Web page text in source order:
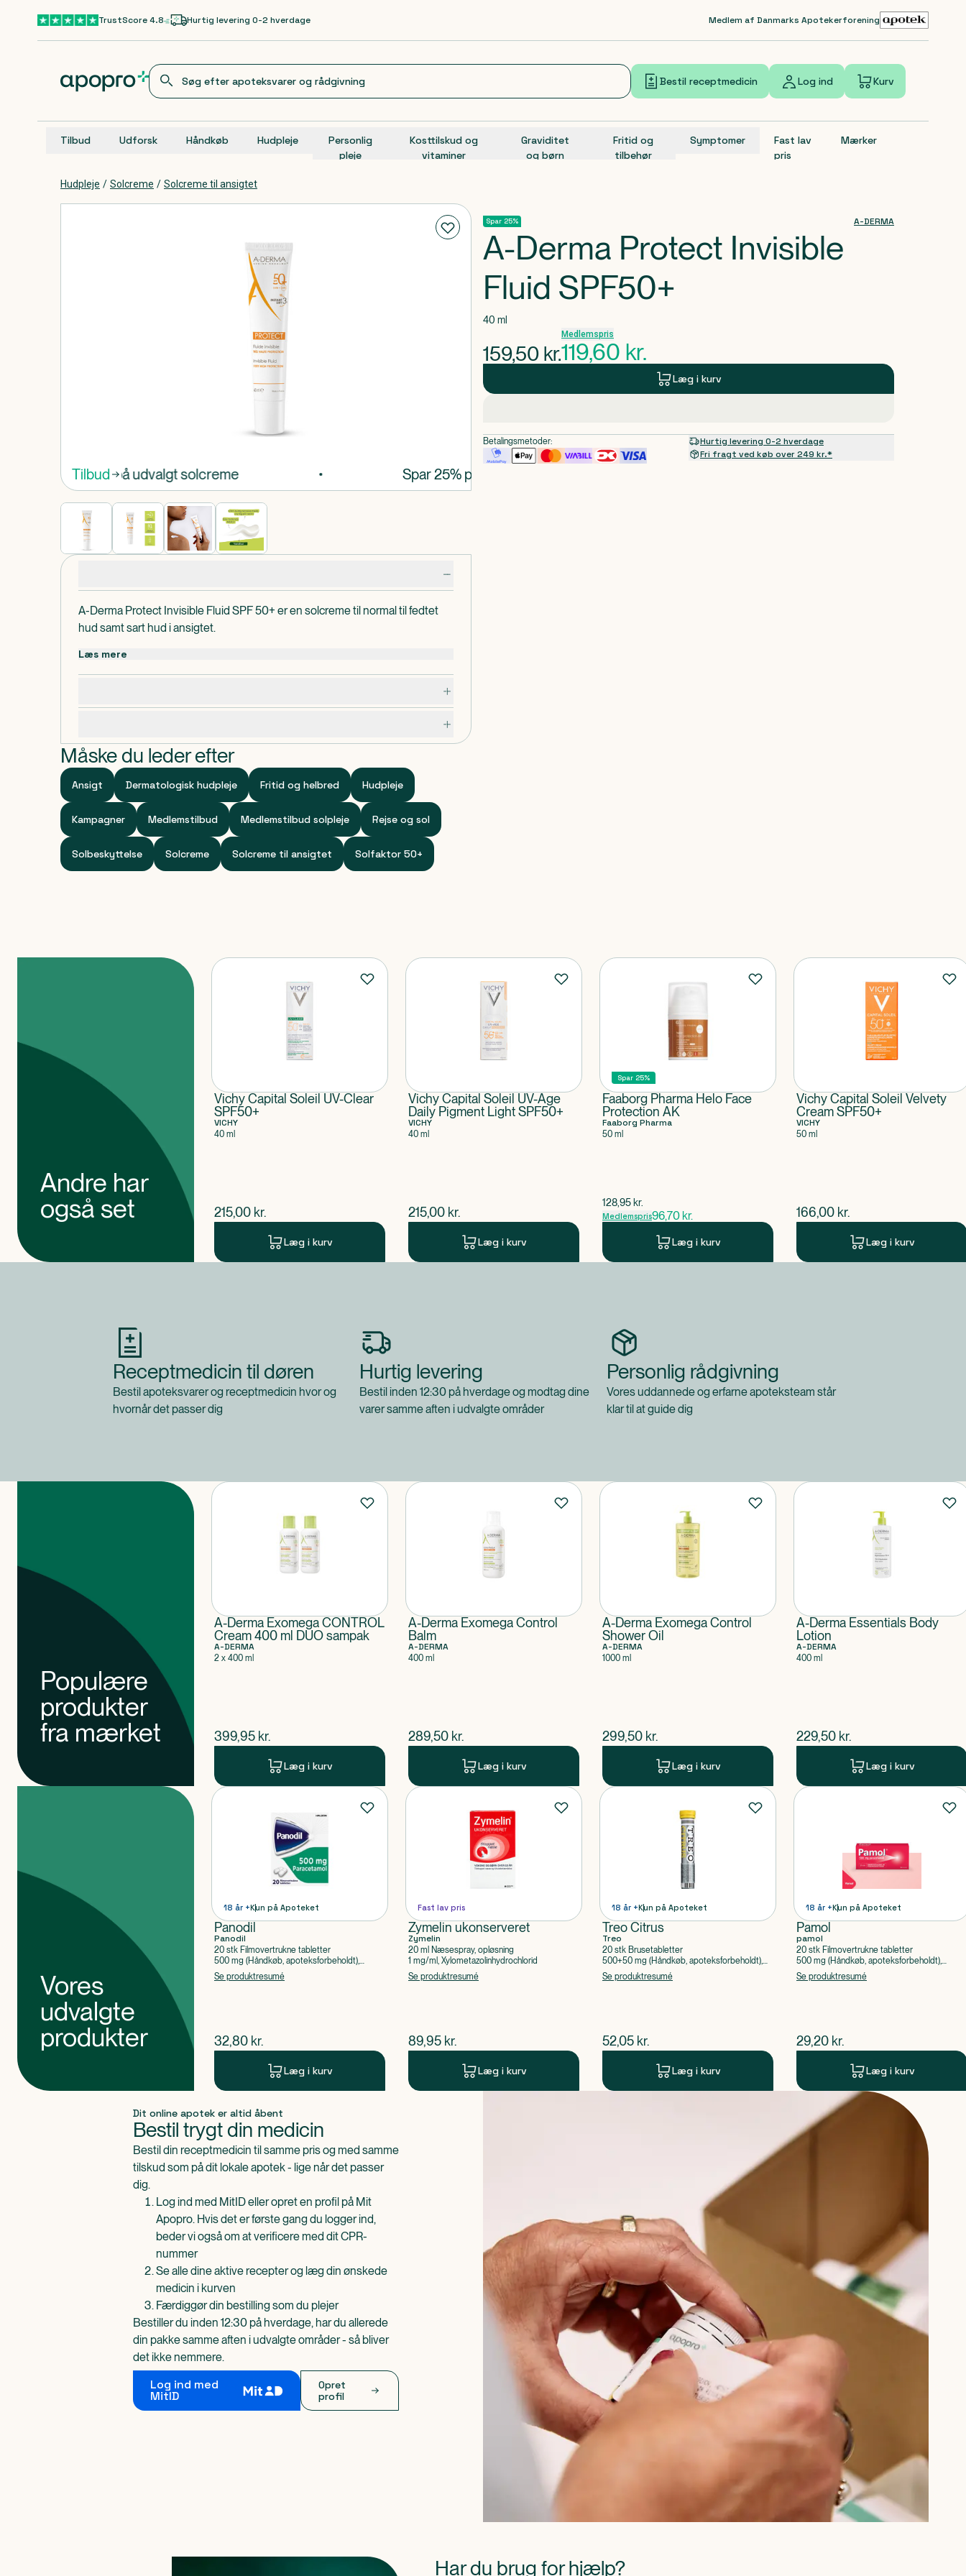
Gå til hovedindholdTrustScore 4.8 Hurtig levering 0-2 hverdage Medlem af Danmarks Apotekerforening
Bestil receptmedicin Log ind Kurv
Tilbud Udforsk Håndkøb Hudpleje
Personlig
pleje
Kosttilskud og
vitaminer
Graviditet
og børn
Fritid og
tilbehør
Symptomer
Fast lav
pris
Mærker
Hudpleje / Solcreme / Solcreme til ansigtet
Tilbud
Spar 25% på udvalgt solcreme Spar 25% på udvalgt solcreme
A-Derma Protect Invisible Fluid SPF 50+ er en solcreme til normal til fedtet
hud samt sart hud i ansigtet.
Læs mere
Måske du leder efter
Ansigt Dermatologisk hudpleje Fritid og helbred Hudpleje
Kampagner Medlemstilbud Medlemstilbud solpleje Rejse og sol
Solbeskyttelse Solcreme Solcreme til ansigtet Solfaktor 50+
Spar 25% A-DERMA
A-Derma Protect Invisible
Fluid SPF50+
40 ml
159,50 kr.
Medlemspris
119,60 kr.
Læg i kurv
Betalingsmetoder:
Hurtig levering 0-2 hverdage
Fri fragt ved køb over 249 kr.*
Andre har
også set
Vichy Capital Soleil UV-Clear
SPF50+
VICHY
40 ml
$nuværende pris
215,00 kr.
Læg i kurv
Vichy Capital Soleil UV-Age
Daily Pigment Light SPF50+
VICHY
40 ml
$nuværende pris
215,00 kr.
Læg i kurv
Spar 25%
Faaborg Pharma Helo Face
Protection AK
Faaborg Pharma
50 ml
$gammel pris
128,95 kr.
Medlemspris96,70 kr.
Læg i kurv
Vichy Capital Soleil Velvety
Cream SPF50+
VICHY
50 ml
$nuværende pris
166,00 kr.
Læg i kurv
Receptmedicin til døren
Bestil apoteksvarer og receptmedicin hvor og
hvornår det passer dig
Hurtig levering
Bestil inden 12:30 på hverdage og modtag dine
varer samme aften i udvalgte områder
Personlig rådgivning
Vores uddannede og erfarne apoteksteam står
klar til at guide dig
Populære
produkter
fra mærket
A-Derma Exomega CONTROL
Cream 400 ml DUO sampak
A-DERMA
2 x 400 ml
$nuværende pris
399,95 kr.
Læg i kurv
A-Derma Exomega Control
Balm
A-DERMA
400 ml
$nuværende pris
289,50 kr.
Læg i kurv
A-Derma Exomega Control
Shower Oil
A-DERMA
1000 ml
$nuværende pris
299,50 kr.
Læg i kurv
A-Derma Essentials Body
Lotion
A-DERMA
400 ml
$nuværende pris
229,50 kr.
Læg i kurv
Vores
udvalgte
produkter
18 år +Kun på Apoteket
Panodil
Panodil
20 stk Filmovertrukne tabletter
500 mg (Håndkøb, apoteksforbeholdt),
Paracetamol
Se produktresumé
$nuværende pris
32,80 kr.
Læg i kurv
Fast lav pris
Zymelin ukonserveret
Zymelin
20 ml Næsespray, opløsning
1 mg/ml, Xylometazolinhydrochlorid
Se produktresumé
$nuværende pris
89,95 kr.
Læg i kurv
18 år +Kun på Apoteket
Treo Citrus
Treo
20 stk Brusetabletter
500+50 mg (Håndkøb, apoteksforbeholdt),
Acetylsalicylsyre, Caffein
Se produktresumé
$nuværende pris
52,05 kr.
Læg i kurv
18 år +Kun på Apoteket
Pamol
pamol
20 stk Filmovertrukne tabletter
500 mg (Håndkøb, apoteksforbeholdt),
Paracetamol
Se produktresumé
$nuværende pris
29,20 kr.
Læg i kurv
Dit online apotek er altid åbent
Bestil trygt din medicin
Bestil din receptmedicin til samme pris og med samme
tilskud som på dit lokale apotek - lige når det passer
dig.
Log ind med MitID eller opret en profil på Mit
Apopro. Hvis det er første gang du logger ind,
beder vi også om at verificere med dit CPR-
nummer
Se alle dine aktive recepter og læg din ønskede
medicin i kurven
Færdiggør din bestilling som du plejer
Bestiller du inden 12:30 på hverdage, har du allerede
din pakke samme aften i udvalgte områder - så bliver
det ikke nemmere.
Log ind med
MitID
Opret
profil
Har du brug for hjælp?